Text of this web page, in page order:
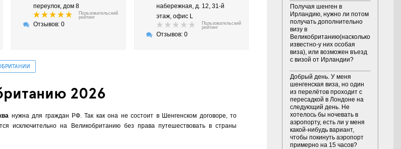
переулок, дом 8
Пользовательский
рейтинг
Отзывов: 0
набережная, д. 12, 31-й
этаж, офис L
Пользовательский
рейтинг
Отзывов: 0
2026
нужна для граждан РФ. Так как она не состоит в Шенгенском договоре, то
исключительно на Великобританию без права путешествовать в страны
Получая шенген в
Ирландию, нужно ли потом
получать дополнительно
визу в
Великобританию(насколько
известно-у них особая
виза), или возможен въезд
с визой от Ирландии?
Добрый день. У меня
шенгенская виза, но один
из перелётов проходит с
пересадкой в Лондоне на
следующий день. Не
хотелось бы ночевать в
аэропорту, есть ли у меня
какой-нибудь вариант,
чтобы покинуть аэропорт
примерно на 15 часов?